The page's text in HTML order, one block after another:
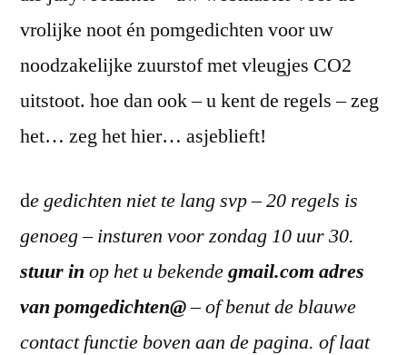
vrolijke noot én pomgedichten voor uw
noodzakelijke zuurstof met vleugjes CO2
uitstoot. hoe dan ook – u kent de regels – zeg
het… zeg het hier… asjeblieft!
de gedichten niet te lang svp – 20 regels is
genoeg – insturen voor zondag 10 uur 30.
stuur in op het u bekendegmail.com adres
van pomgedichten@– of benut de blauwe
contact functie boven aan de pagina. of laat